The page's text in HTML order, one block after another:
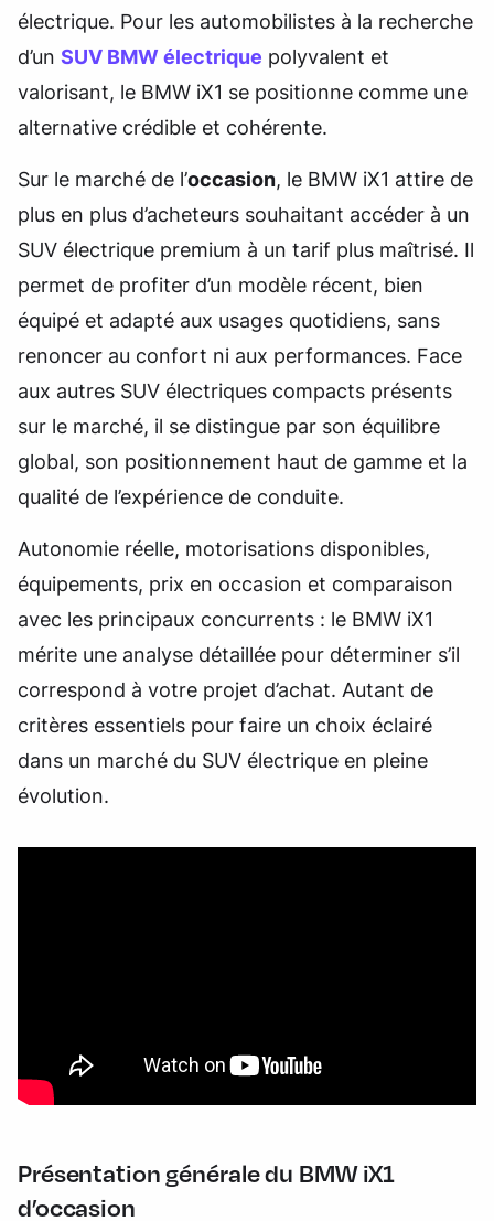
électrique. Pour les automobilistes à la recherche
d’un SUV BMW électrique polyvalent et
valorisant, le BMW iX1 se positionne comme une
alternative crédible et cohérente.
Sur le marché de l’occasion, le BMW iX1 attire de
plus en plus d’acheteurs souhaitant accéder à un
SUV électrique premium à un tarif plus maîtrisé. Il
permet de profiter d’un modèle récent, bien
équipé et adapté aux usages quotidiens, sans
renoncer au confort ni aux performances. Face
aux autres SUV électriques compacts présents
sur le marché, il se distingue par son équilibre
global, son positionnement haut de gamme et la
qualité de l’expérience de conduite.
Autonomie réelle, motorisations disponibles,
équipements, prix en occasion et comparaison
avec les principaux concurrents : le BMW iX1
mérite une analyse détaillée pour déterminer s’il
correspond à votre projet d’achat. Autant de
critères essentiels pour faire un choix éclairé
dans un marché du SUV électrique en pleine
évolution.
Présentation générale du BMW iX1
d’occasion